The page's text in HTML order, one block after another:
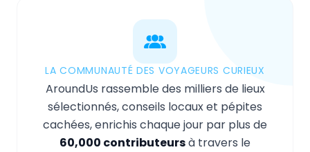
LA COMMUNAUTÉ DES VOYAGEURS CURIEUX
AroundUs rassemble des milliers de lieux
sélectionnés, conseils locaux et pépites
cachées, enrichis chaque jour par plus de
60,000 contributeursà travers le